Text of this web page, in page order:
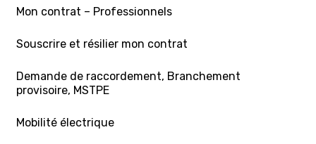
Mon contrat – Professionnels
Souscrire et résilier mon contrat
Demande de raccordement, Branchement
provisoire, MSTPE
Mobilité électrique